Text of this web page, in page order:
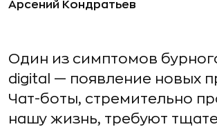
Арсений Кондратьев
Один из симптомов
digital — появление новых
Чат-боты, стремительно
нашу жизнь, требуют